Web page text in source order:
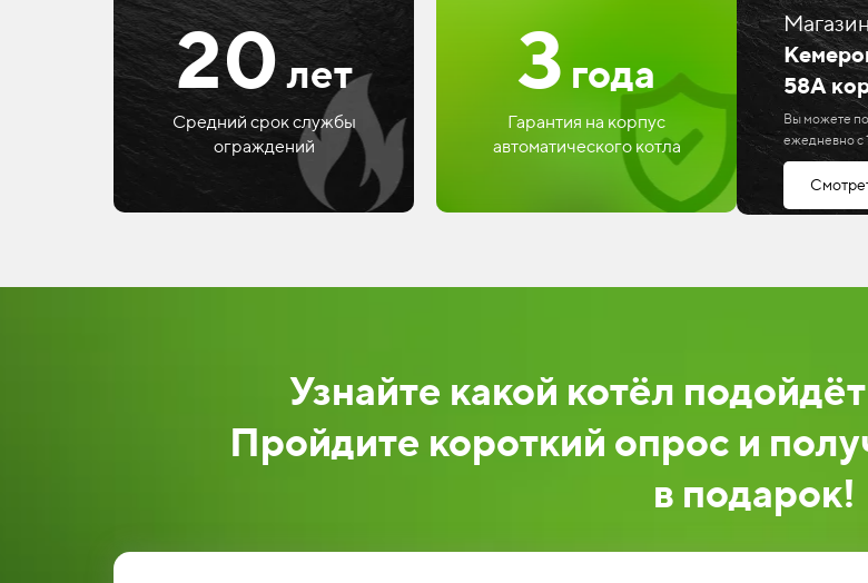
20лет
Средний срок службы
ограждений
3 года
Гарантия на корпус
автоматического котла
58А
Вы можете
ежедневно с
Узнайте какой котёл
Пройдите короткий опрос и
в подарок!